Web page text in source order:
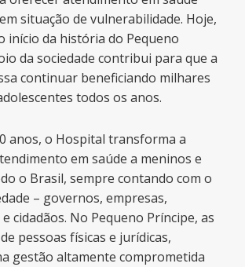
situação de vulnerabilidade. Hoje,
início da história do Pequeno
da sociedade contribui para que a
continuar beneficiando milhares
todos os anos.
anos, o Hospital transforma a
em saúde a meninos e
o Brasil, sempre contando com o
– governos, empresas,
cidadãos. No Pequeno Príncipe, as
pessoas físicas e jurídicas,
gestão altamente comprometida